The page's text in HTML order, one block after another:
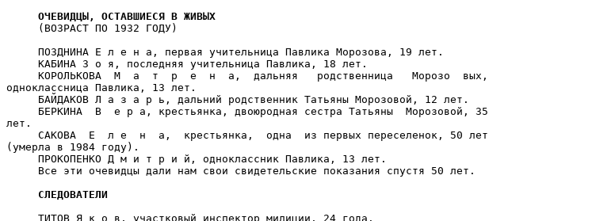
ОЧЕВИДЦЫ, ОСТАВШИЕСЯ В ЖИВЫХ
     (ВОЗРАСТ ПО 1932 ГОДУ)
     ПОЗДНИНА Е л е н а, первая учительница Павлика Морозова, 19 лет.
     КАБИНА З о я, последняя учительница Павлика, 18 лет.
     КОРОЛЬКОВА  М  а  т  р  е  н  а,  дальняя   родственница   Морозо  вых,
одноклассница Павлика, 13 лет.
     БАЙДАКОВ Л а з а р ь, дальний родственник Татьяны Морозовой, 12 лет.
     БЕРКИНА  В  е р а, крестьянка, двоюродная сестра Татьяны  Морозовой, 35
лет.
     САКОВА  Е  л е  н  а,  крестьянка,  одна  из первых переселенок, 50 лет
(умерла в 1984 году).
     ПРОКОПЕНКО Д м и т р и й, одноклассник Павлика, 13 лет.
     Все эти очевидцы дали нам свои свидетельские показания спустя 50 лет.
СЛЕДОВАТЕЛИ
     ТИТОВ Я к о в, участковый инспектор милиции, 24 года.